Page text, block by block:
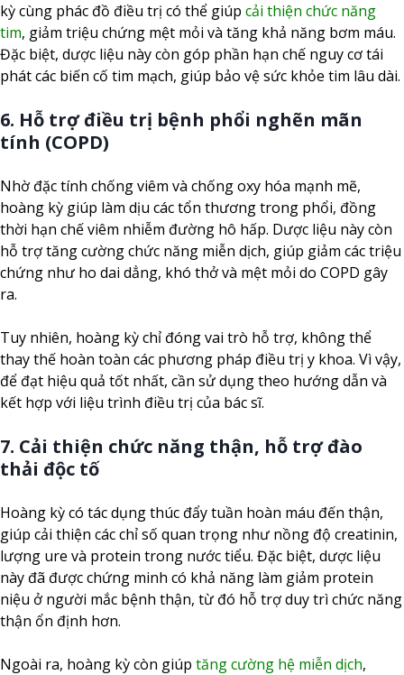
kỳ cùng phác đồ điều trị có thể giúp cải thiện chức năng
tim, giảm triệu chứng mệt mỏi và tăng khả năng bơm máu.
Đặc biệt, dược liệu này còn góp phần hạn chế nguy cơ tái
phát các biến cố tim mạch, giúp bảo vệ sức khỏe tim lâu dài.
6. Hỗ trợ điều trị bệnh phổi nghẽn mãn
tính (COPD)
Nhờ đặc tính chống viêm và chống oxy hóa mạnh mẽ,
hoàng kỳ giúp làm dịu các tổn thương trong phổi, đồng
thời hạn chế viêm nhiễm đường hô hấp. Dược liệu này còn
hỗ trợ tăng cường chức năng miễn dịch, giúp giảm các triệu
chứng như ho dai dẳng, khó thở và mệt mỏi do COPD gây
ra.
Tuy nhiên, hoàng kỳ chỉ đóng vai trò hỗ trợ, không thể
thay thế hoàn toàn các phương pháp điều trị y khoa. Vì vậy,
để đạt hiệu quả tốt nhất, cần sử dụng theo hướng dẫn và
kết hợp với liệu trình điều trị của bác sĩ.
7. Cải thiện chức năng thận, hỗ trợ đào
thải độc tố
Hoàng kỳ có tác dụng thúc đẩy tuần hoàn máu đến thận,
giúp cải thiện các chỉ số quan trọng như nồng độ creatinin,
lượng ure và protein trong nước tiểu. Đặc biệt, dược liệu
này đã được chứng minh có khả năng làm giảm protein
niệu ở người mắc bệnh thận, từ đó hỗ trợ duy trì chức năng
thận ổn định hơn.
Ngoài ra, hoàng kỳ còn giúp tăng cường hệ miễn dịch,